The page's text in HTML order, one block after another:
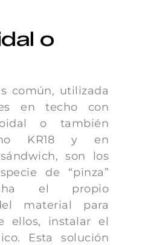
o
común, utilizada
en techo con
o también
KR18 y en
son los
de “pinza”
el propio
material para
ellos, instalar el
Esta solución